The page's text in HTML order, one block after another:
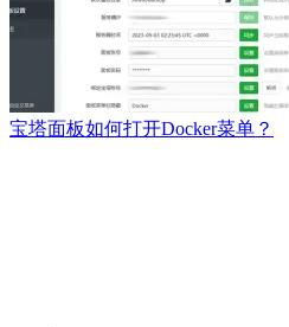
宝塔面板如何打开Docker菜单？